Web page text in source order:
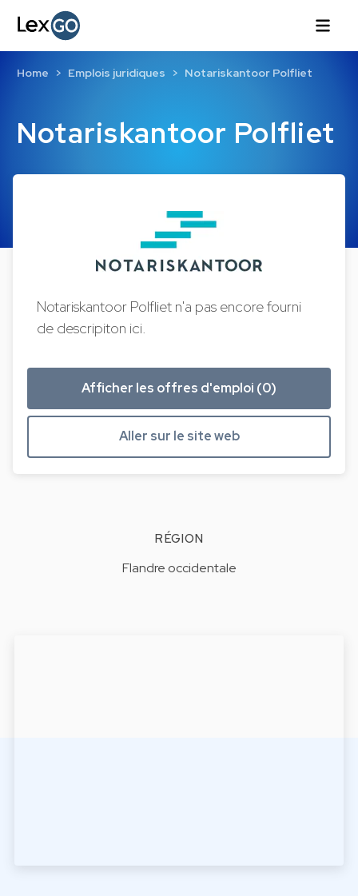
Notariskantoor Polfliet
Home Emplois juridiques Notariskantoor Polfliet
Notariskantoor Polfliet n'a pas encore fourni
de descripiton ici.
Afficher les offres d'emploi (0)
Aller sur le site web
RÉGION
Flandre occidentale